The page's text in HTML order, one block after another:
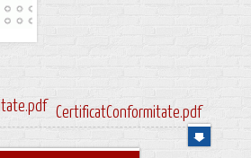
CertificatConformitate.pdf